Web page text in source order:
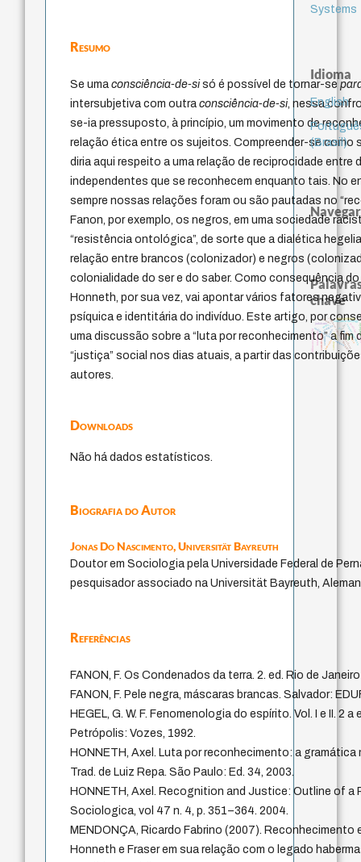
Resumo
Se umaconsciência-de-si só é possível de tornar-se
intersubjetiva com outraconsciência-de-si, nessa
se-ia pressuposto, à princípio, um movimento de
relação ética entre os sujeitos. Compreender-se
diria aqui respeito a uma relação de reciprocidade entre
independentes que se reconhecem enquanto tais. No
sempre nossas relações foram ou são pautadas no
Fanon, por exemplo, os negros, em uma sociedade
“resistência ontológica”, de sorte que a dialética
relação entre brancos (colonizador) e negros
colonialidade do ser e do saber. Como consequência
Honneth, por sua vez, vai apontar vários fatores
psíquica e identitária do indivíduo. Este artigo, por
uma discussão sobre a “luta por reconhecimento” a fim
“justiça” social nos dias atuais, a partir das
autores.
Downloads
Não há dados estatísticos.
Biografia do Autor
Jonas Do Nascimento,Universität Bayreuth
Doutor em Sociologia pela Universidade Federal de
pesquisador associado na Universität Bayreuth,
Referências
FANON, F. Os Condenados da terra. 2. ed. Rio de
FANON, F. Pele negra, máscaras brancas. Salvador:
HEGEL, G. W. F. Fenomenologia do espírito. Vol. I e II. 2
Petrópolis: Vozes, 1992.
HONNETH, Axel. Luta por reconhecimento: a
Trad. de Luiz Repa. São Paulo: Ed. 34, 2003.
HONNETH, Axel. Recognition and Justice: Outline of
Sociologica, vol 47 n. 4, p. 351–364. 2004.
MENDONÇA, Ricardo Fabrino (2007). Reconhecimento
Honneth e Fraser em sua relação com o legado
Systems
Idioma
English
(Brasil)
Navegar
chave
immanuel kant
japanese education thoughts
código da dinastia nguyengosto
juízo sensus communis
formação
education ideology
fukuzawa yukichi redução mulher
popper
modelos
falseabilidade
carnap
constituição
totalização
nome
judaísmo
ren
ética.
levinas
yi
li
sentido